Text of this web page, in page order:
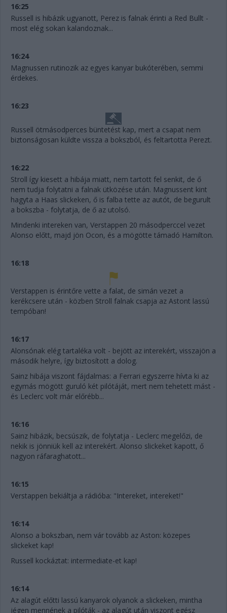
16:25
Russell is hibázik ugyanott, Perez is falnak érinti a Red Bullt -
most elég sokan kalandoznak...
16:24
Magnussen rutinozik az egyes kanyar bukóterében, semmi
érdekes.
16:23
Russell ötmásodperces büntetést kap, mert a csapat nem
biztonságosan küldte vissza a bokszból, és feltartotta Perezt.
16:22
Stroll így kiesett a hibája miatt, nem tartott fel senkit, de ő
nem tudja folytatni a falnak ütközése után. Magnussent kint
hagyta a Haas slickeken, ő is falba tette az autót, de begurult
a bokszba - folytatja, de ő az utolsó.
Mindenki intereken van, Verstappen 20 másodperccel vezet
Alonso előtt, majd jön Ocon, és a mögötte támadó Hamilton.
16:18
Verstappen is érintőre vette a falat, de simán vezet a
kerékcsere után - közben Stroll falnak csapja az Astont lassú
tempóban!
16:17
Alonsónak elég tartaléka volt - bejött az interekért, visszajön a
második helyre, így biztosított a dolog.
Sainz hibája viszont fájdalmas: a Ferrari egyszerre hívta ki az
egymás mögött guruló két pilótáját, mert nem tehetett mást -
és Leclerc volt már előrébb...
16:16
Sainz hibázik, becsúszik, de folytatja - Leclerc megelőzi, de
nekik is jönniük kell az interekért. Alonso slickeket kapott, ő
nagyon ráfaraghatott...
16:15
Verstappen bekiáltja a rádióba: "Intereket, intereket!"
16:14
Alonso a bokszban, nem vár tovább az Aston: közepes
slickeket kap!
Russell kockáztat: intermediate-et kap!
16:14
Az alagút előtti lassú kanyarok olyanok a slickeken, mintha
jégen mennének a pilóták - az alagút után viszont egész